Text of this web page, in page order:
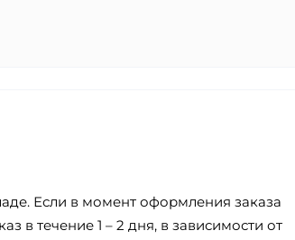
Если в момент оформления заказа
в течение 1 – 2 дня, в зависимости от